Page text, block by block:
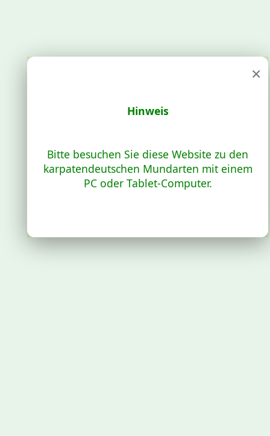
×
Hinweis
Bitte besuchen Sie diese Website zu den
karpatendeutschen Mundarten mit einem
PC oder Tablet-Computer.